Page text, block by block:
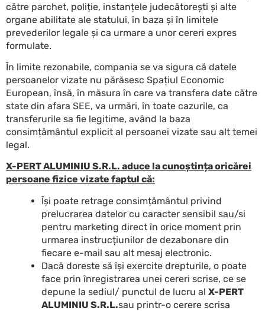
către parchet, poliție, instanțele judecătorești și alte
organe abilitate ale statului, în baza și în limitele
prevederilor legale și ca urmare a unor cereri expres
formulate.
În limite rezonabile, compania se va sigura că datele
persoanelor vizate nu părăsesc Spațiul Economic
European, însă, în măsura în care va transfera date către
state din afara SEE, va urmări, în toate cazurile, ca
transferurile sa fie legitime, având la baza
consimțământul explicit al persoanei vizate sau alt temei
legal.
X-PERT ALUMINIU S.R.L. aduce la cunoștința oricărei
persoane fizice vizate faptul că:
Își poate retrage consimțământul privind
prelucrarea datelor cu caracter sensibil sau/si
pentru marketing direct în orice moment prin
urmarea instrucțiunilor de dezabonare din
fiecare e-mail sau alt mesaj electronic.
Dacă doreste să își exercite drepturile, o poate
face prin înregistrarea unei cereri scrise, ce se
depune la sediul/ punctul de lucru al X-PERT
ALUMINIU S.R.L.sau printr-o cerere scrisa